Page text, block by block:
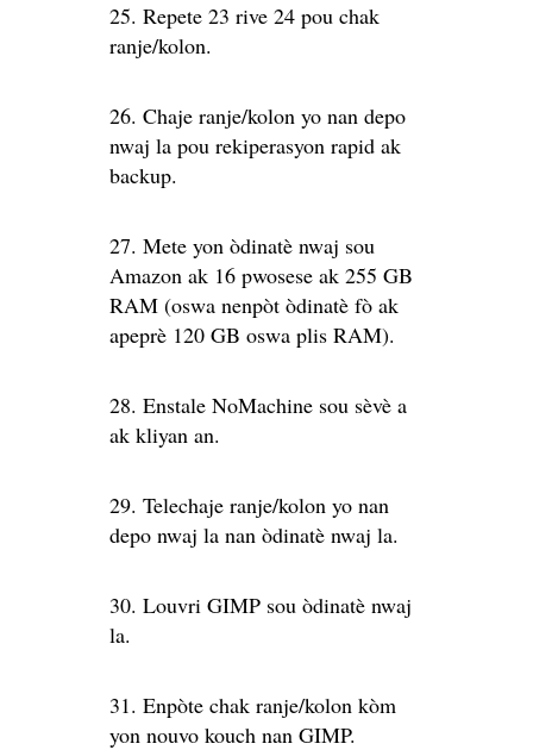
25. Repete 23 rive 24 pou chak
ranje/kolon.
26. Chaje ranje/kolon yo nan depo
nwaj la pou rekiperasyon rapid ak
backup.
27. Mete yon òdinatè nwaj sou
Amazon ak 16 pwosese ak 255 GB
RAM (oswa nenpòt òdinatè fò ak
apeprè 120 GB oswa plis RAM).
28. Enstale NoMachine sou sèvè a
ak kliyan an.
29. Telechaje ranje/kolon yo nan
depo nwaj la nan òdinatè nwaj la.
30. Louvri GIMP sou òdinatè nwaj
la.
31. Enpòte chak ranje/kolon kòm
yon nouvo kouch nan GIMP.